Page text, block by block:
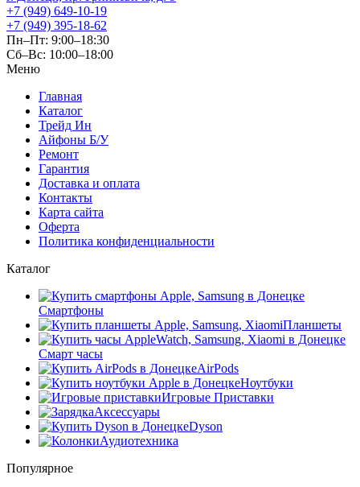
+7 (949) 649-10-19
+7 (949) 395-18-62
Пн–Пт: 9:00–18:30
Сб–Вс: 10:00–18:00
Меню
Главная
Каталог
Трейд Ин
Айфоны Б/У
Ремонт
Гарантия
Доставка и оплата
Контакты
Карта сайта
Оферта
Политика конфиденциальности
Каталог
Смартфоны
Планшеты
Смарт часы
AirPods
Ноутбуки
Игровые Приставки
Аксессуары
Dyson
Аудиотехника
Популярное